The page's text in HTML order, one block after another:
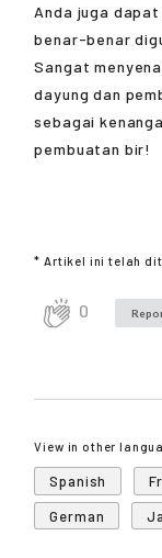
Anda juga
benar-benar
Sangat
dayung dan
sebagai
pembuatan bir!
* Artikel ini telah
0
View in other
Spanish
German